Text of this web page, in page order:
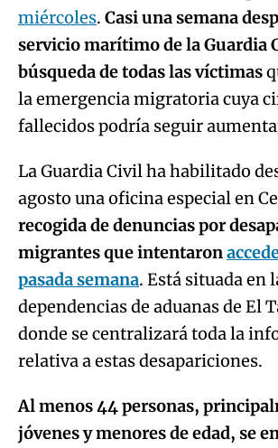
miércoles. Casi una semana
servicio marítimo de la Guardia
búsqueda de todas las víctimas
la emergencia migratoria cuya
fallecidos podría seguir
La Guardia Civil ha habilitado
agosto una oficina especial en
recogida de denuncias por
migrantes que intentaron
pasada semana. Está situada en
dependencias de aduanas de El
donde se centralizará toda la
relativa a estas desapariciones.
Al menos 44 personas,
jóvenes y menores de edad, se